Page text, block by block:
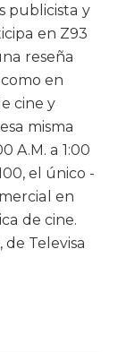
publicista y
en Z93
reseña
en
cine y
misma
A.M. a 1:00
el único -
en
de cine.
Televisa